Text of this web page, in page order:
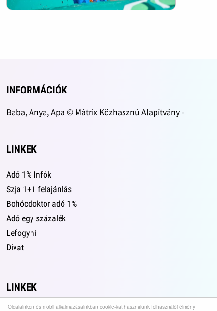
Oldalainkon és mobil alkalmazásainkban cookie-kat használunk felhasználói élmény
INFORMÁCIÓK
Baba, Anya, Apa © Mátrix Közhasznú Alapítvány -
LINKEK
Adó 1% Infók
Szja 1+1 felajánlás
Bohócdoktor adó 1%
Adó egy százalék
Lefogyni
Divat
LINKEK